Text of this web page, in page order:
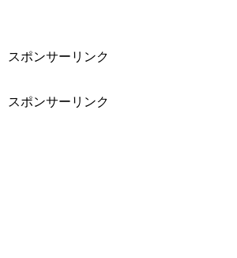
スポンサーリンク
スポンサーリンク